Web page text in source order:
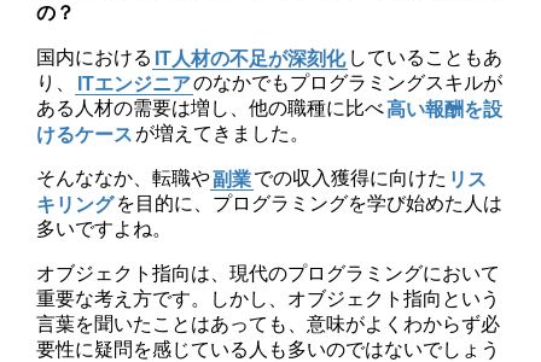
の？
国内における IT人材の不足が深刻化 していることもあ
り、
ITエンジニアのなかでもプログラミングスキルが
ある人材の需要は増し、他の職種に比べ高い報酬を設
けるケース が増えてきました。
そんななか、転職や副業での収入獲得に向けた リス
キリング を目的に、プログラミングを学び始めた人は
多いですよね。
オブジェクト指向は、現代のプログラミングにおいて
重要な考え方です。しかし、オブジェクト指向という
言葉を聞いたことはあっても、意味がよくわからず必
要性に疑問を感じている人も多いのではないでしょう